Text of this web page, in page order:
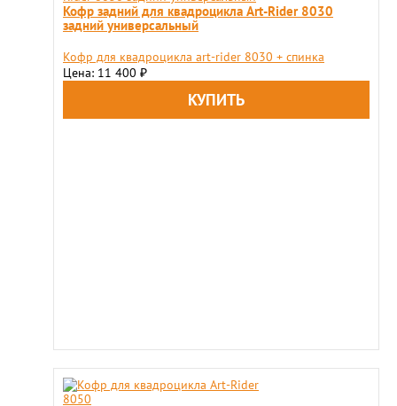
Кофр задний для квадроцикла Art-Rider 8030
задний универсальный
Кофр для квадроцикла art-rider 8030 + спинка
Цена: 11 400 ₽